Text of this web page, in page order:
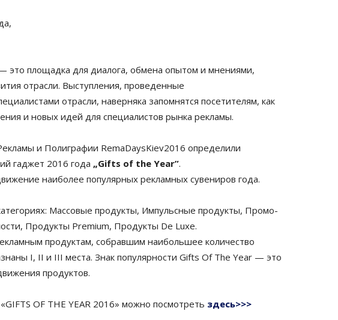
это площадка для диалога, обмена опытом и мнениями,
отрасли. Выступления, проведенные
отрасли, наверняка запомнятся посетителям, как
и новых идей для специалистов рынка рекламы.
и Полиграфии RemaDaysKiev2016 определили
гаджет 2016 года „Gifts of the Year”.
наиболее популярных рекламных сувениров года.
Массовые продукты, Импульсные продукты, Промо-
Продукты Premium, Продукты De Luxe.
продуктам, собравшим наибольшее количество
I, II и III места. Знак популярности Gifts Of The Year — это
продуктов.
OF THE YEAR 2016» можно посмотреть здесь>>>